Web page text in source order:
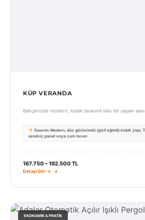
KÜP VERANDA
Bahçenizde modern, kübik tasarımlı lüks bir yaşam
Tasarım: Modern, düz görünümlü (gizli eğimli) kübik yapı,
sandviç panel veya cam tavan
167.750 – 192.500 TL
Detayı Gör →
EKONOMIK & PRATIK